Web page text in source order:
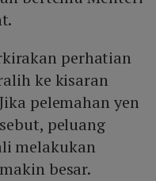
perhatian
ke kisaran
pelemahan yen
peluang
melakukan
besar.